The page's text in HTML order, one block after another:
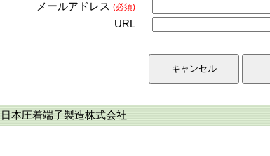
メールアドレス (必須)
URL
日本圧着端子製造株式会社